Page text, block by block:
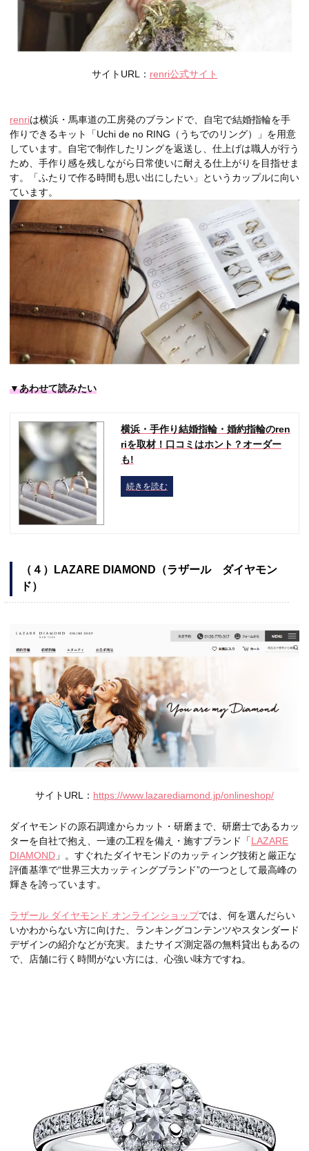
サイトURL： renri公式サイト
renriは横浜・馬車道の工房発のブランドで、自宅で結婚指輪を手
作りできるキット「Uchi de no RING（うちでのリング）」を用意
しています。自宅で制作したリングを返送し、仕上げは職人が行う
ため、手作り感を残しながら日常使いに耐える仕上がりを目指せま
す。「ふたりで作る時間も思い出にしたい」というカップルに向い
ています。
▼あわせて読みたい
横浜・手作り結婚指輪・婚約指輪のren
riを取材！口コミはホント？オーダー
も!
続きを読む
（４）LAZARE DIAMOND（ラザール ダイヤモン
ド）
サイトURL： https://www.lazarediamond.jp/onlineshop/
ダイヤモンドの原石調達からカット・研磨まで、研磨士であるカッ
ターを自社で抱え、一連の工程を備え・施すブランド「LAZARE
DIAMOND 」。すぐれたダイヤモンドのカッティング技術と厳正な
評価基準で“世界三大カッティングブランド”の一つとして最高峰の
輝きを誇っています。
ラザール ダイヤモンド オンラインショップでは、何を選んだらい
いかわからない方に向けた、ランキングコンテンツやスタンダード
デザインの紹介などが充実。またサイズ測定器の無料貸出もあるの
で、店舗に行く時間がない方には、心強い味方ですね。